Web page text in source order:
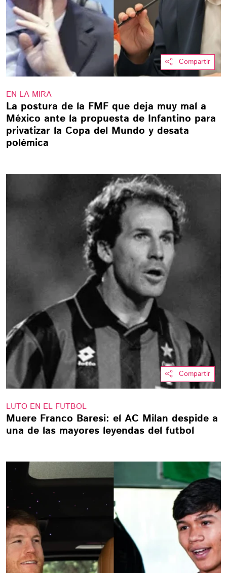
Compartir
EN LA MIRA
La postura de la FMF que deja muy mal a
México ante la propuesta de Infantino para
privatizar la Copa del Mundo y desata
polémica
Compartir
LUTO EN EL FUTBOL
Muere Franco Baresi: el AC Milan despide a
una de las mayores leyendas del futbol